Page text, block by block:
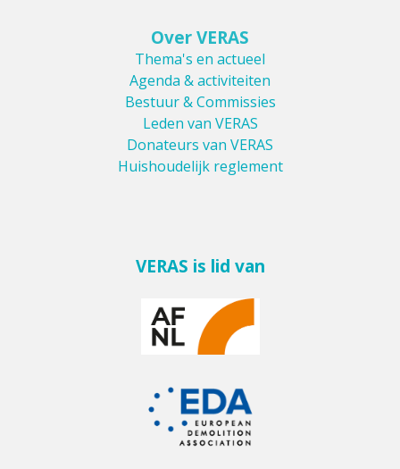
Over VERAS
Thema's en actueel
Agenda & activiteiten
Bestuur & Commissies
Leden van VERAS
Donateurs van VERAS
Huishoudelijk reglement
VERAS is lid van